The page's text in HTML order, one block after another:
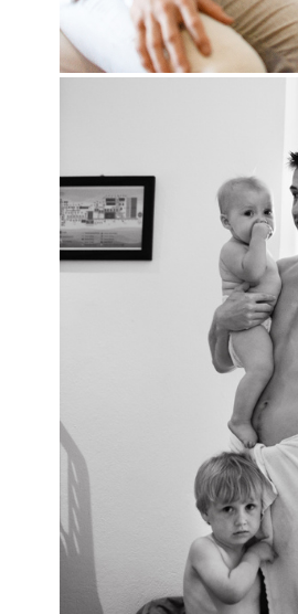
Утро жениха в Paradee Resort:
предсвадебном волнении